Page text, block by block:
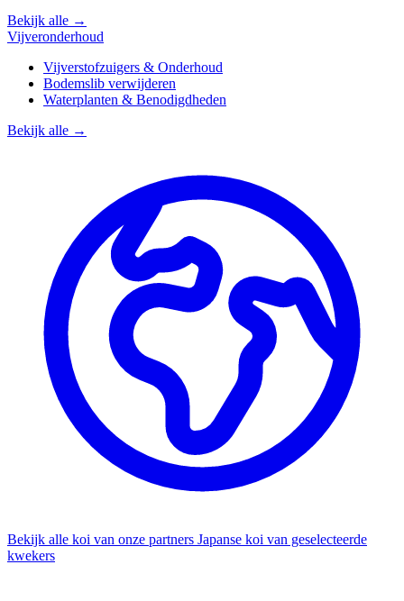
Bekijk alle →
Vijveronderhoud
Vijverstofzuigers & Onderhoud
Bodemslib verwijderen
Waterplanten & Benodigdheden
Bekijk alle →
Bekijk alle koi van onze partners Japanse koi van geselecteerde
kwekers